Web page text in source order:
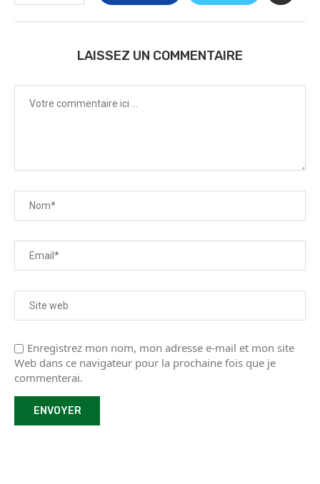
LAISSEZ UN COMMENTAIRE
Enregistrez mon nom, mon adresse e-mail et mon site
Web dans ce navigateur pour la prochaine fois que je
commenterai.